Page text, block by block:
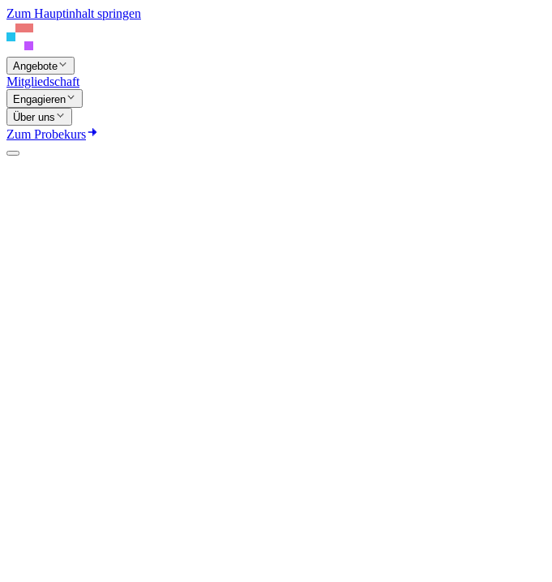
Zum Hauptinhalt springen
Angebote
Mitgliedschaft
Engagieren
Über uns
Zum Probekurs